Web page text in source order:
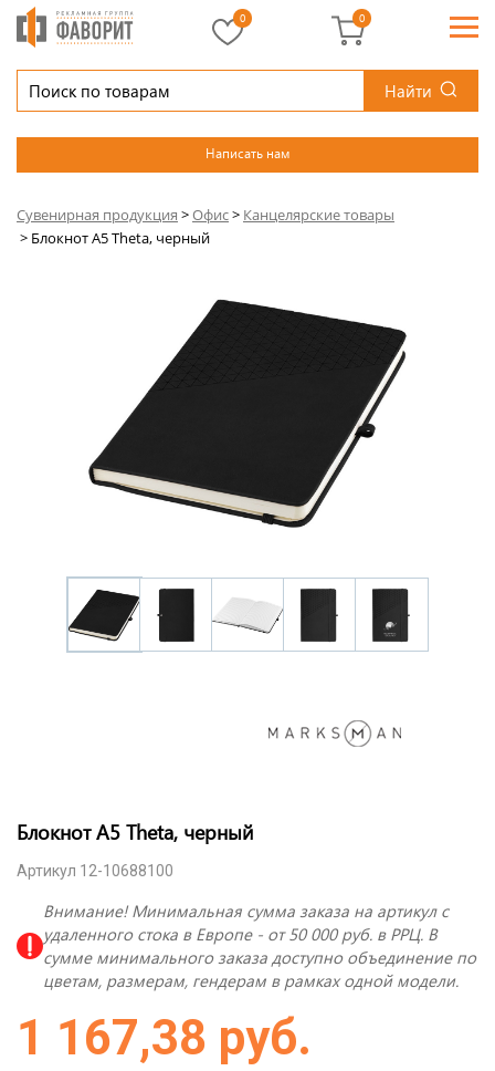
Найти
Написать нам
0 0
Сувенирная продукция >Офис> Канцелярские товары
> Блокнот А5 Theta, черный
Блокнот А5 Theta, черный
Артикул 12-10688100
Внимание! Минимальная сумма заказа на артикул с
удаленного стока в Европе - от 50 000 руб. в РРЦ. В
сумме минимального заказа доступно объединение по
цветам, размерам, гендерам в рамках одной модели.
1 167,38 руб.